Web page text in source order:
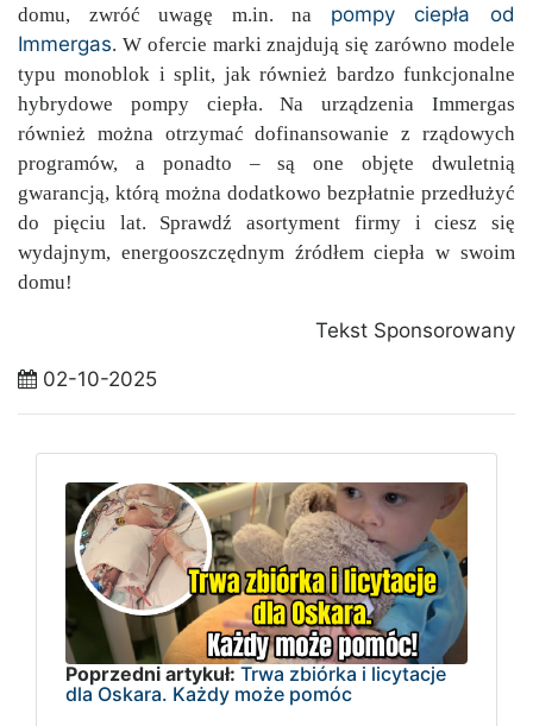
domu, zwróć uwagę m.in. na pompy ciepła od
Immergas. W ofercie marki znajdują się zarówno modele
typu monoblok i split, jak również bardzo funkcjonalne
hybrydowe pompy ciepła. Na urządzenia Immergas
również można otrzymać dofinansowanie z rządowych
programów, a ponadto – są one objęte dwuletnią
gwarancją, którą można dodatkowo bezpłatnie przedłużyć
do pięciu lat. Sprawdź asortyment firmy i ciesz się
wydajnym, energooszczędnym źródłem ciepła w swoim
domu!
Tekst Sponsorowany
02-10-2025
Poprzedni artykuł: Trwa zbiórka i licytacje
dla Oskara. Każdy może pomóc